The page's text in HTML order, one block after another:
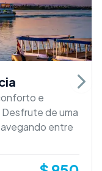
e
de uma
entre
Next